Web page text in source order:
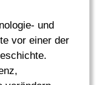
und
vor einer der